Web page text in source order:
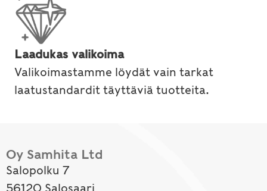
Laadukas valikoima
Valikoimastamme löydät vain tarkat
laatustandardit täyttäviä tuotteita.
Oy Samhita Ltd
Salopolku 7
56120 Salosaari